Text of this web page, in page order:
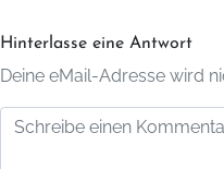
Hinterlasse eine Antwort
Deine eMail-Adresse wird